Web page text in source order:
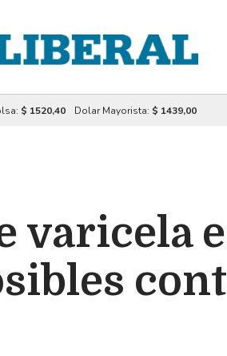
$ 1520,40 Dolar Mayorista: $ 1439,00
varicela